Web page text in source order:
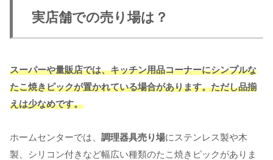
実店舗での売り場は？
スーパーや量販店では、キッチン用品コーナーにシンプルな
たこ焼きピックが置かれている場合があります。ただし品揃
えは少なめです。
ホームセンターでは、 調理器具売り場にステンレス製や木
製、シリコン付きなど幅広い種類のたこ焼きピックがありま